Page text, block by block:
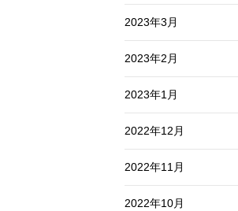
2023年3月
2023年2月
2023年1月
2022年12月
2022年11月
2022年10月